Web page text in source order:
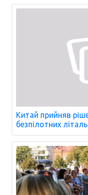
Китай прийняв
безпілотних